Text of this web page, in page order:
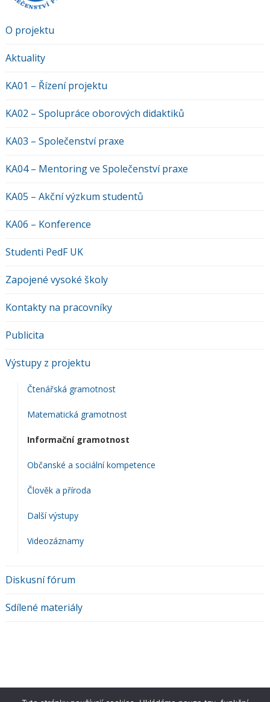
O projektu
Aktuality
KA01 – Řízení projektu
KA02 – Spolupráce oborových didaktiků
KA03 – Společenství praxe
KA04 – Mentoring ve Společenství praxe
KA05 – Akční výzkum studentů
KA06 – Konference
Studenti PedF UK
Zapojené vysoké školy
Kontakty na pracovníky
Publicita
Výstupy z projektu
Čtenářská gramotnost
Matematická gramotnost
Informační gramotnost
Občanské a sociální kompetence
Člověk a příroda
Další výstupy
Videozáznamy
Diskusní fórum
Sdílené materiály